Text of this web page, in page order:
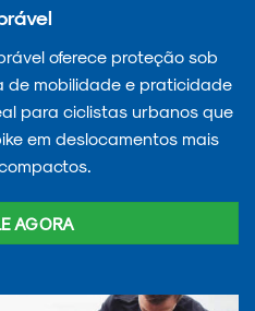
oferece proteção sob
de mobilidade e praticidade
para ciclistas urbanos que
em deslocamentos mais
AGORA